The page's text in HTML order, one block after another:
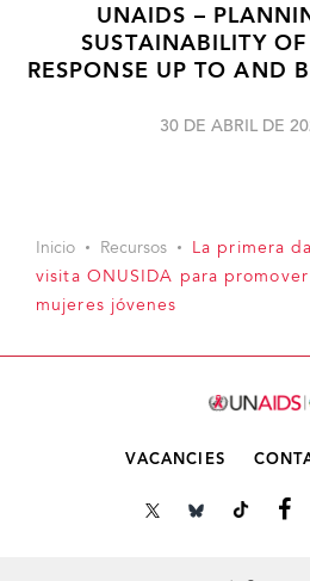
UNAIDS –
SUSTAINABILITY
RESPONSE UP TO AND
30 DE ABRIL DE
Inicio Recursos
La primera
visita ONUSIDA para
mujeres jóvenes
VACANCIES